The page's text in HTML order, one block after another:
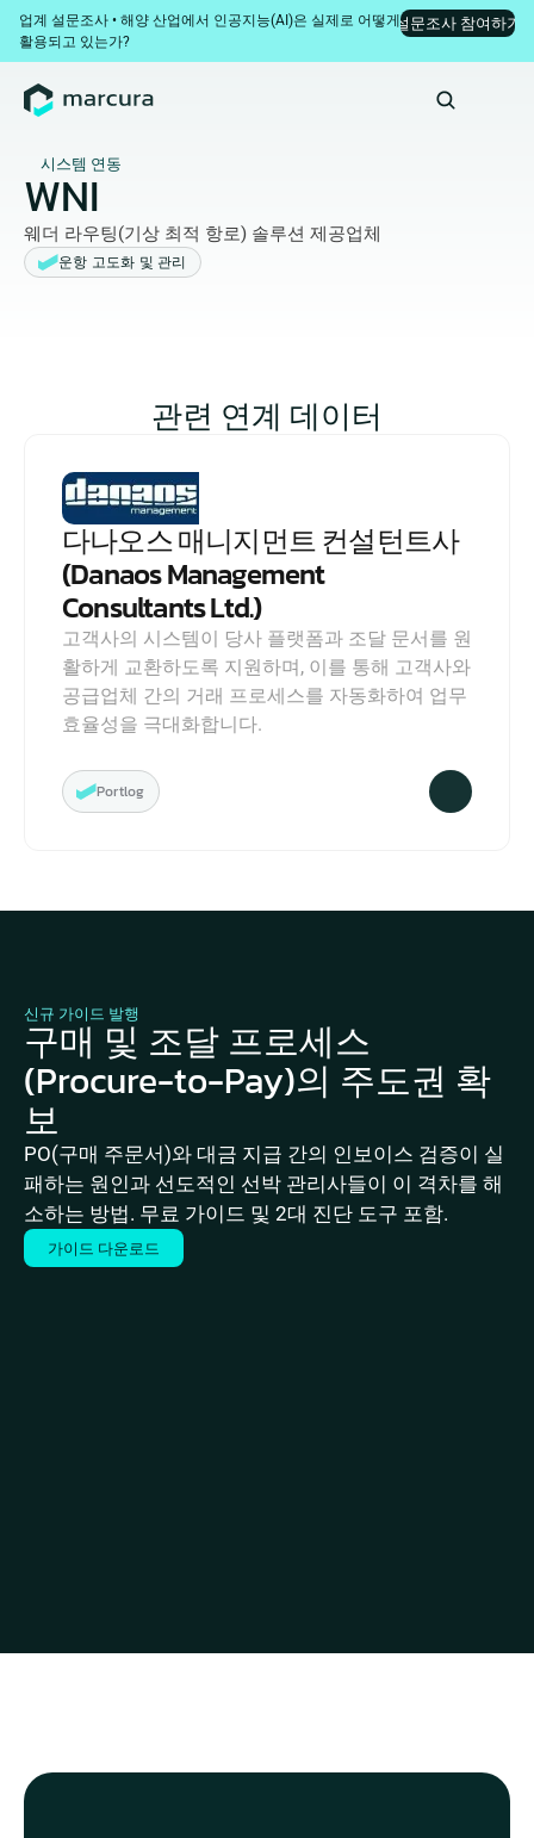
업계 설문조사 • 해양 산업에서 인공지능(AI)은 실제로 어떻게
활용되고 있는가?
설문조사 참여하기
시스템 연동
운항 고도화 및 관리
WNI
웨더 라우팅(기상 최적 항로) 솔루션 제공업체
관련 연계 데이터
다나오스 매니지먼트 컨설턴트사
(Danaos Management
Consultants Ltd.)
고객사의 시스템이 당사 플랫폼과 조달 문서를 원
활하게 교환하도록 지원하며, 이를 통해 고객사와
공급업체 간의 거래 프로세스를 자동화하여 업무
효율성을 극대화합니다.
Portlog
신규 가이드 발행
구매 및 조달 프로세스
(Procure-to-Pay)의 주도권 확
보
PO(구매 주문서)와 대금 지급 간의 인보이스 검증이 실
패하는 원인과 선도적인 선박 관리사들이 이 격차를 해
소하는 방법. 무료 가이드 및 2대 진단 도구 포함.
가이드 다운로드